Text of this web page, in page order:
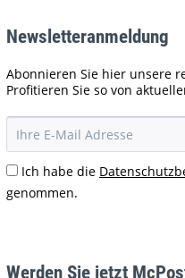
Newsletteranmeldung
Abonnieren Sie hier unsere
Profitieren Sie so von
Ich habe die
genommen.
Werden Sie jetzt